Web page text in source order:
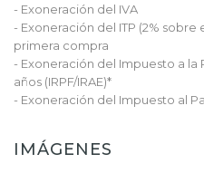
- Exoneración del IVA
- Exoneración del ITP (2%
primera compra
- Exoneración del Impuesto a la
años (IRPF/IRAE)*
- Exoneración del Impuesto al
IMÁGENES